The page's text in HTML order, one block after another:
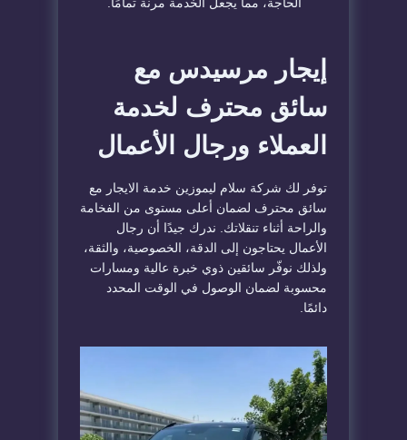
الحاجة، مما يجعل الخدمة مرنة تمامًا.
إيجار مرسيدس مع
سائق محترف لخدمة
العملاء ورجال الأعمال
توفر لك شركة سلام ليموزين خدمة الايجار مع
سائق محترف لضمان أعلى مستوى من الفخامة
والراحة أثناء تنقلاتك. ندرك جيدًا أن رجال
الأعمال يحتاجون إلى الدقة، الخصوصية، والثقة،
ولذلك نوفّر سائقين ذوي خبرة عالية ومسارات
محسوبة لضمان الوصول في الوقت المحدد
دائمًا.